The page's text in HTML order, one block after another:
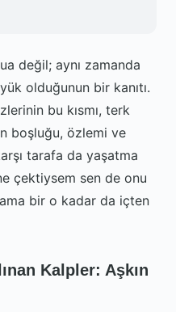
değil; aynı zamanda
olduğunun bir kanıtı.
bu kısmı, terk
boşluğu, özlemi ve
tarafa da yaşatma
çektiysem sen de onu
bir o kadar da içten
Kalpler: Aşkın